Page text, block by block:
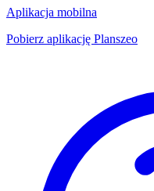
Aplikacja mobilna
Pobierz aplikację Planszeo